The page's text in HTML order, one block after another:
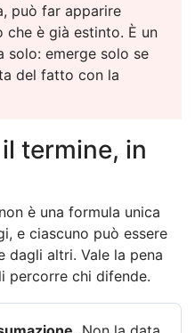
può far apparire
che è già estinto. È un
solo: emerge solo se
del fatto con la
termine, in
è una formula unica
e ciascuno può essere
dagli altri. Vale la pena
percorre chi difende.